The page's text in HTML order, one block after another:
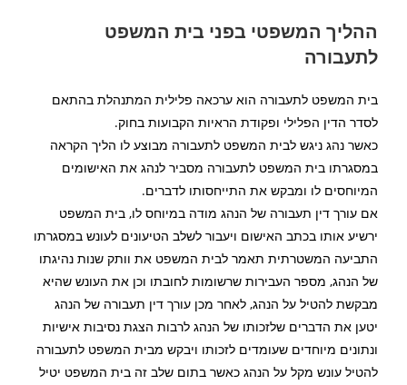
ההליך המשפטי בפני בית המשפט
לתעבורה
בית המשפט לתעבורה הוא ערכאה פלילית המתנהלת בהתאם
לסדר הדין הפלילי ופקודת הראיות הקבועות בחוק.
כאשר נהג ניגש לבית המשפט לתעבורה מבוצע לו הליך הקראה
במסגרתו בית המשפט לתעבורה מסביר לנהג את האישומים
המיוחסים לו ומבקש את התייחסותו לדברים.
אם עורך דין תעבורה של הנהג מודה במיוחס לו, בית המשפט
ירשיע אותו בכתב האישום ויעבור לשלב הטיעונים לעונש במסגרתו
התביעה המשטרתית תאמר לבית המשפט את וותק שנות נהיגתו
של הנהג, מספר העבירות שרשומות לחובתו וכן את העונש שהיא
מבקשת להטיל על הנהג, לאחר מכן עורך דין תעבורה של הנהג
יטען את הדברים שלזכותו של הנהג לרבות הצגת נסיבות אישיות
ונתונים מיוחדים שעומדים לזכותו ויבקש מבית המשפט לתעבורה
להטיל עונש מקל על הנהג כאשר בתום שלב זה בית המשפט יטיל